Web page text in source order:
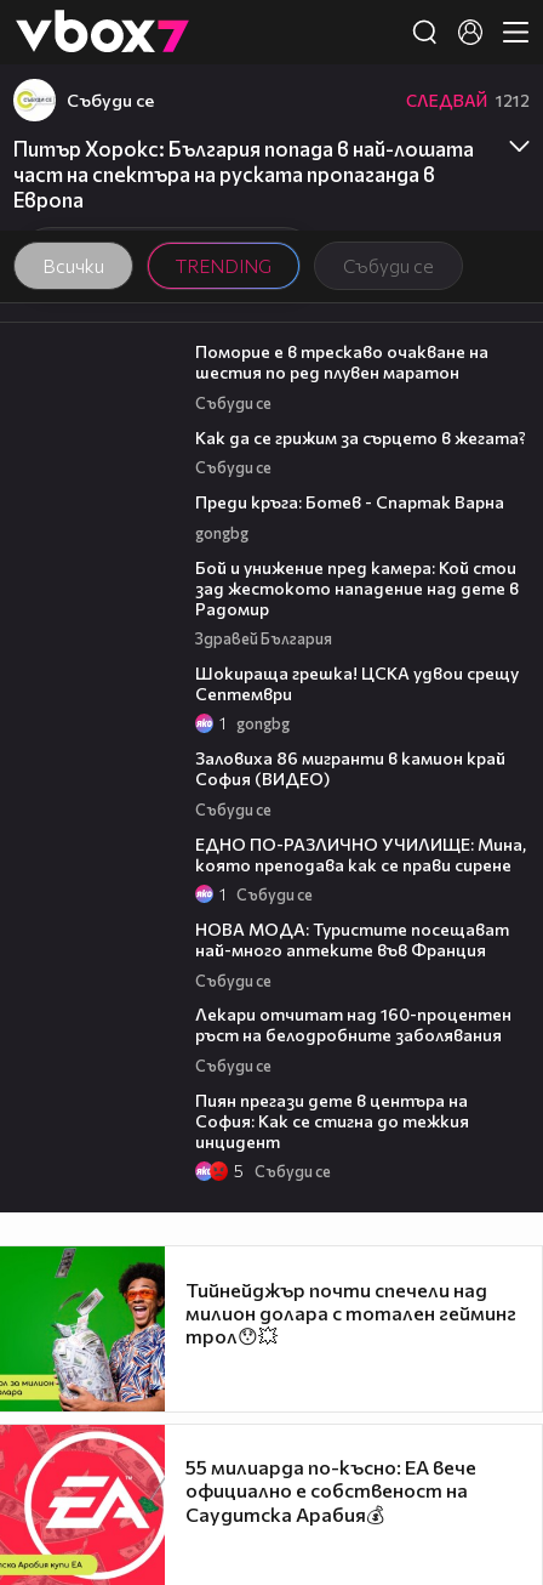
👾
Всички TRENDING Събуди се
Събуди се СЛЕДВАЙ 1212
Питър Хорокс: България попада в най-лошата
част на спектъра на руската пропаганда в
Европа
03:22
Поморие е в трескаво очакване на
шестия по ред плувен маратон
Събуди се
Как да се грижим за сърцето в жегата?
Събуди се
Преди кръга: Ботев - Спартак Варна
gongbg
Бой и унижение пред камера: Кой стои
зад жестокото нападение над дете в
Радомир
Здравей България
Шокираща грешка! ЦСКА удвои срещу
Септември
1 gongbg
Заловиха 86 мигранти в камион край
София (ВИДЕО)
Събуди се
ЕДНО ПО-РАЗЛИЧНО УЧИЛИЩЕ: Мина,
която преподава как се прави сирене
1 Събуди се
НОВА МОДА: Туристите посещават
най-много аптеките във Франция
Събуди се
Лекари отчитат над 160-процентен
ръст на белодробните заболявания
Събуди се
Пиян прегази дете в центъра на
София: Как се стигна до тежкия
инцидент
5 Събуди се
Тийнейджър почти спечели над
милион долара с тотален гейминг
трол😯💥
55 милиарда по-късно: EA вече
официално е собственост на
Саудитска Арабия💰